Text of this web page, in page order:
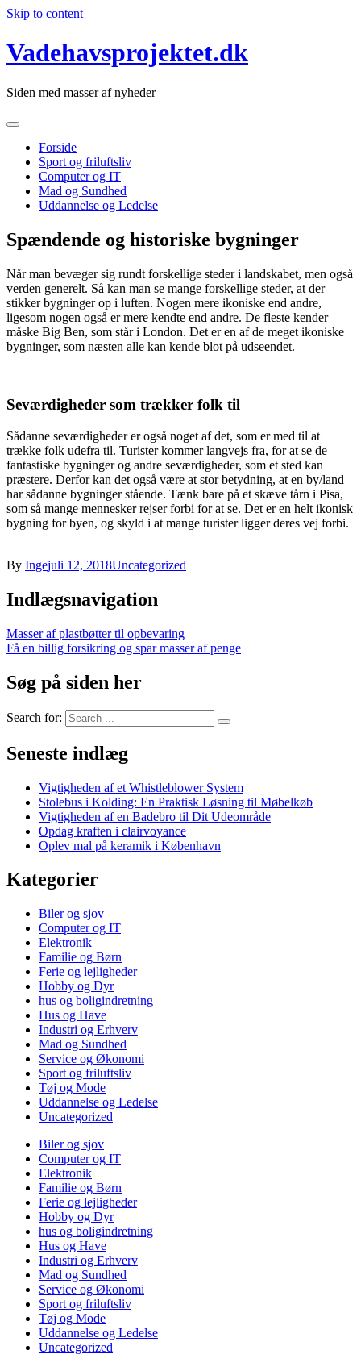
Skip to content
Vadehavsprojektet.dk
Siden med masser af nyheder
Forside
Sport og friluftsliv
Computer og IT
Mad og Sundhed
Uddannelse og Ledelse
Spændende og historiske bygninger
Når man bevæger sig rundt forskellige steder i landskabet, men også
verden generelt. Så kan man se mange forskellige steder, at der
stikker bygninger op i luften. Nogen mere ikoniske end andre,
ligesom nogen også er mere kendte end andre. De fleste kender
måske Big Ben, som står i London. Det er en af de meget ikoniske
bygninger, som næsten alle kan kende blot på udseendet.
Seværdigheder som trækker folk til
Sådanne seværdigheder er også noget af det, som er med til at
trække folk udefra til. Turister kommer langvejs fra, for at se de
fantastiske bygninger og andre seværdigheder, som et sted kan
præstere. Derfor kan det også være at stor betydning, at en by/land
har sådanne bygninger stående. Tænk bare på et skæve tårn i Pisa,
som så mange mennesker rejser forbi for at se. Det er en helt ikonisk
bygning for byen, og skyld i at mange turister ligger deres vej forbi.
By Ingejuli 12, 2018Uncategorized
Indlægsnavigation
Masser af plastbøtter til opbevaring
Få en billig forsikring og spar masser af penge
Søg på siden her
Search for:
Seneste indlæg
Vigtigheden af et Whistleblower System
Stolebus i Kolding: En Praktisk Løsning til Møbelkøb
Vigtigheden af en Badebro til Dit Udeområde
Opdag kraften i clairvoyance
Oplev mal på keramik i København
Kategorier
Biler og sjov
Computer og IT
Elektronik
Familie og Børn
Ferie og lejligheder
Hobby og Dyr
hus og boligindretning
Hus og Have
Industri og Erhverv
Mad og Sundhed
Service og Økonomi
Sport og friluftsliv
Tøj og Mode
Uddannelse og Ledelse
Uncategorized
Biler og sjov
Computer og IT
Elektronik
Familie og Børn
Ferie og lejligheder
Hobby og Dyr
hus og boligindretning
Hus og Have
Industri og Erhverv
Mad og Sundhed
Service og Økonomi
Sport og friluftsliv
Tøj og Mode
Uddannelse og Ledelse
Uncategorized